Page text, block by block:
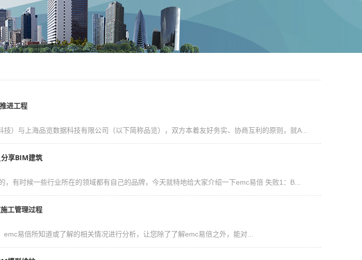
进工程
）与上海品览数据科技有限公司（以下简称品览），双方本着友好务实、协商互利的原则，就A...
分享BIM建筑
，有时候一些行业所在的领域都有自己的品牌，今天就特地给大家介绍一下emc易倍 失败1：B...
工管理过程
易倍所知道或了解的相关情况进行分析，让您除了了解emc易倍之外，能对...